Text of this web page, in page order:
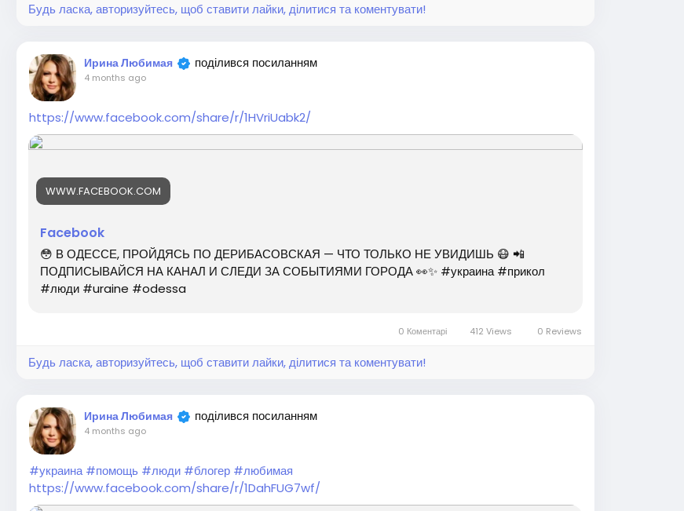
Будь ласка, авторизуйтесь, щоб ставити лайки, ділитися та коментувати!
Ирина Любимая поділився посиланням
4 months ago
https://www.facebook.com/share/r/1HVriUabk2/
WWW.FACEBOOK.COM
Facebook
😳 В ОДЕССЕ, ПРОЙДЯСЬ ПО ДЕРИБАСОВСКАЯ — ЧТО ТОЛЬКО НЕ УВИДИШЬ 😷 📲
ПОДПИСЫВАЙСЯ НА КАНАЛ И СЛЕДИ ЗА СОБЫТИЯМИ ГОРОДА 👀✨ #украина #прикол
#люди #uraine #odessa
0 Коментарі 412 Views 0 Reviews
Будь ласка, авторизуйтесь, щоб ставити лайки, ділитися та коментувати!
Ирина Любимая поділився посиланням
4 months ago
#украина #помощь #люди #блогер #любимая
https://www.facebook.com/share/r/1DahFUG7wf/